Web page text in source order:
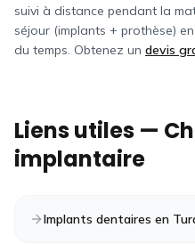
suivi à distance pendant la
séjour (implants + prothèse)
du temps. Obtenez un devis
Liens utiles —
implantaire
Implants dentaires en